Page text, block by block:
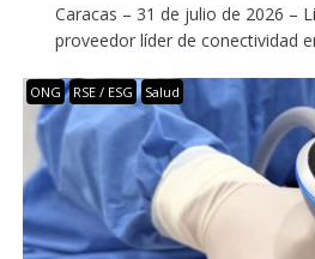
Caracas – 31 de julio de 2026 –
proveedor líder de conectividad
ONG RSE / ESG Salud